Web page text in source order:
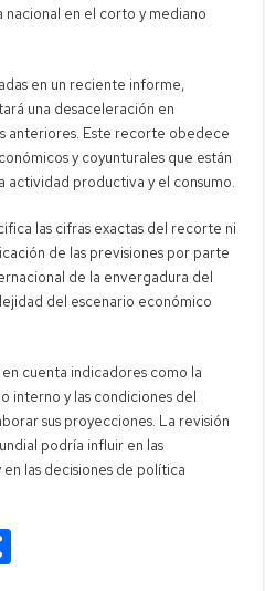
nacional en el corto y mediano
en un reciente informe,
una desaceleración en
anteriores. Este recorte obedece
y coyunturales que están
actividad productiva y el consumo.
las cifras exactas del recorte ni
de las previsiones por parte
de la envergadura del
del escenario económico
cuenta indicadores como la
interno y las condiciones del
sus proyecciones. La revisión
podría influir en las
las decisiones de política